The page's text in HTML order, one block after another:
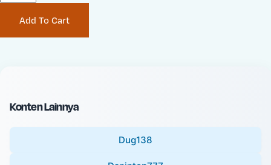
i
n
a
c
e
Add To Cart
Konten Lainnya
Dug138